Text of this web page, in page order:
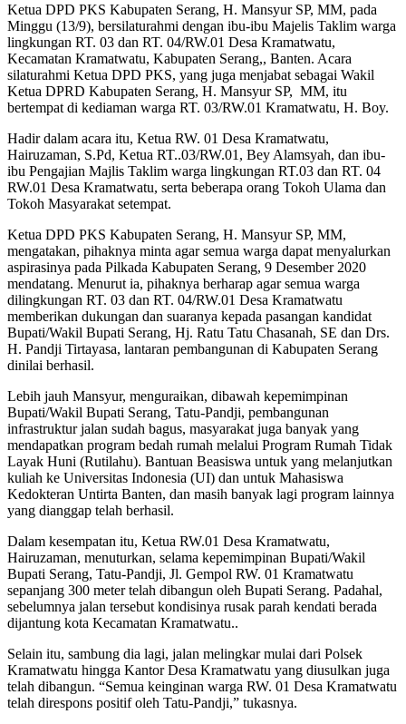
Ketua DPD PKS Kabupaten Serang, H. Mansyur SP, MM, pada
Minggu (13/9), bersilaturahmi dengan ibu-ibu Majelis Taklim warga
lingkungan RT. 03 dan RT. 04/RW.01 Desa Kramatwatu,
Kecamatan Kramatwatu, Kabupaten Serang,, Banten. Acara
silaturahmi Ketua DPD PKS, yang juga menjabat sebagai Wakil
Ketua DPRD Kabupaten Serang, H. Mansyur SP, MM, itu
bertempat di kediaman warga RT. 03/RW.01 Kramatwatu, H. Boy.
Hadir dalam acara itu, Ketua RW. 01 Desa Kramatwatu,
Hairuzaman, S.Pd, Ketua RT..03/RW.01, Bey Alamsyah, dan ibu-
ibu Pengajian Majlis Taklim warga lingkungan RT.03 dan RT. 04
RW.01 Desa Kramatwatu, serta beberapa orang Tokoh Ulama dan
Tokoh Masyarakat setempat.
Ketua DPD PKS Kabupaten Serang, H. Mansyur SP, MM,
mengatakan, pihaknya minta agar semua warga dapat menyalurkan
aspirasinya pada Pilkada Kabupaten Serang, 9 Desember 2020
mendatang. Menurut ia, pihaknya berharap agar semua warga
dilingkungan RT. 03 dan RT. 04/RW.01 Desa Kramatwatu
memberikan dukungan dan suaranya kepada pasangan kandidat
Bupati/Wakil Bupati Serang, Hj. Ratu Tatu Chasanah, SE dan Drs.
H. Pandji Tirtayasa, lantaran pembangunan di Kabupaten Serang
dinilai berhasil.
Lebih jauh Mansyur, menguraikan, dibawah kepemimpinan
Bupati/Wakil Bupati Serang, Tatu-Pandji, pembangunan
infrastruktur jalan sudah bagus, masyarakat juga banyak yang
mendapatkan program bedah rumah melalui Program Rumah Tidak
Layak Huni (Rutilahu). Bantuan Beasiswa untuk yang melanjutkan
kuliah ke Universitas Indonesia (UI) dan untuk Mahasiswa
Kedokteran Untirta Banten, dan masih banyak lagi program lainnya
yang dianggap telah berhasil.
Dalam kesempatan itu, Ketua RW.01 Desa Kramatwatu,
Hairuzaman, menuturkan, selama kepemimpinan Bupati/Wakil
Bupati Serang, Tatu-Pandji, Jl. Gempol RW. 01 Kramatwatu
sepanjang 300 meter telah dibangun oleh Bupati Serang. Padahal,
sebelumnya jalan tersebut kondisinya rusak parah kendati berada
dijantung kota Kecamatan Kramatwatu..
Selain itu, sambung dia lagi, jalan melingkar mulai dari Polsek
Kramatwatu hingga Kantor Desa Kramatwatu yang diusulkan juga
telah dibangun. “Semua keinginan warga RW. 01 Desa Kramatwatu
telah direspons positif oleh Tatu-Pandji,” tukasnya.